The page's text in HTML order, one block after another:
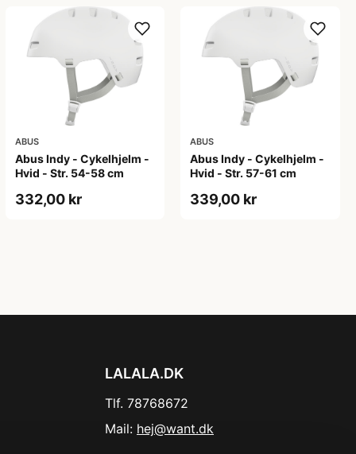
ABUS
Abus Indy - Cykelhjelm -
Hvid - Str. 54-58 cm
332,00 kr
ABUS
Abus Indy - Cykelhjelm -
Hvid - Str. 57-61 cm
339,00 kr
LALALA.DK
Tlf. 78768672
Mail: hej@want.dk